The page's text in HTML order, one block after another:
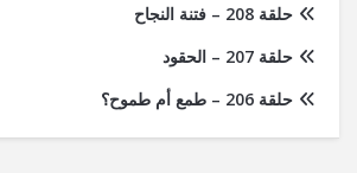
حلقة 208 – فتنة النجاح
حلقة 207 – الحقود
حلقة 206 – طمع أم طموح؟